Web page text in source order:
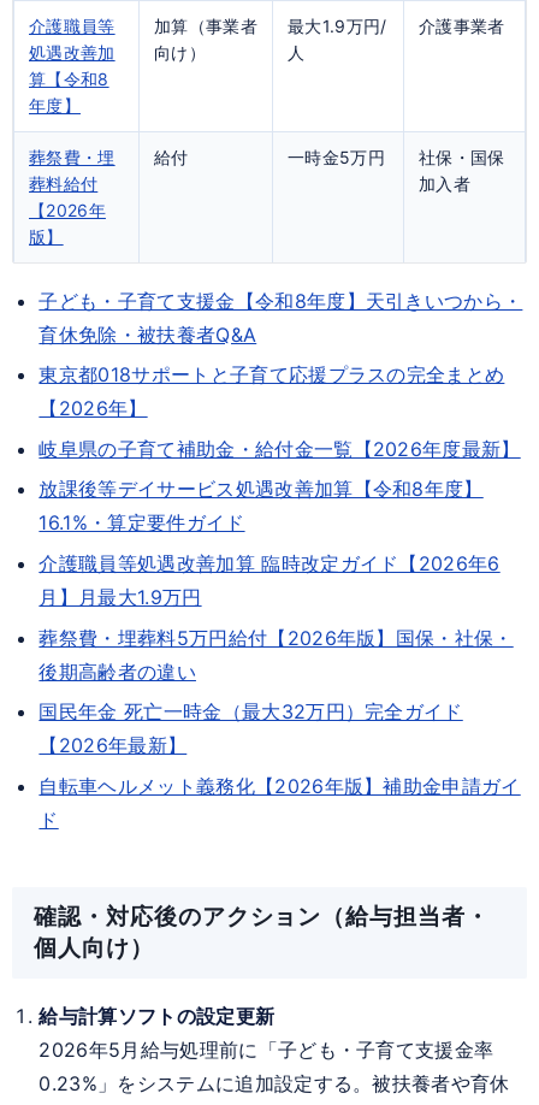
介護職員等
処遇改善加
算【令和8
年度】
加算（事業者
向け）
最大1.9万円/
人
介護事業者
葬祭費・埋
葬料給付
【2026年
版】
給付 一時金5万円
社保・国保
加入者
子ども・子育て支援金【令和8年度】天引きいつから・
育休免除・被扶養者Q&A
東京都018サポートと子育て応援プラスの完全まとめ
【2026年】
岐阜県の子育て補助金・給付金一覧【2026年度最新】
放課後等デイサービス処遇改善加算【令和8年度】
16.1%・算定要件ガイド
介護職員等処遇改善加算 臨時改定ガイド【2026年6
月】月最大1.9万円
葬祭費・埋葬料5万円給付【2026年版】国保・社保・
後期高齢者の違い
国民年金 死亡一時金（最大32万円）完全ガイド
【2026年最新】
自転車ヘルメット義務化【2026年版】補助金申請ガイ
ド
確認・対応後のアクション（給与担当者・
個人向け）
給与計算ソフトの設定更新
2026年5月給与処理前に「子ども・子育て支援金率
0.23%」をシステムに追加設定する。被扶養者や育休